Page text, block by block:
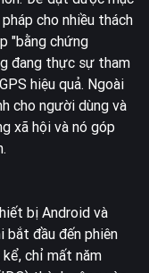
cho nhiều thách
"bằng chứng
đang thực sự tham
hiệu quả. Ngoài
cho người dùng và
xã hội và nó góp
bị Android và
bắt đầu đến phiên
kể, chỉ mất năm